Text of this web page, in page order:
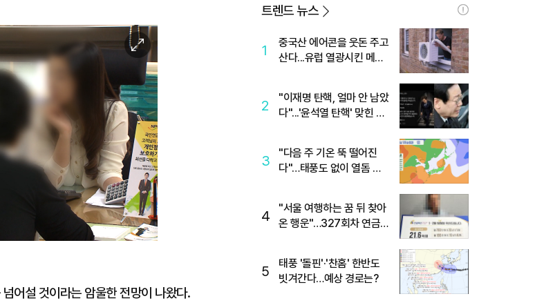
이
지
확
대
어설 것이라는 암울한 전망이 나왔다.
트렌드 뉴스
1
중국산 에어콘을 웃돈 주고
산다...유럽 열광시킨 메이
2
"이재명 탄핵, 얼마 안 남았
다"...'윤석열 탄핵' 맞힌 무
3
"다음 주 기온 뚝 떨어진
다"…태풍도 없이 열돔 박
4
"서울 여행하는 꿈 뒤 찾아
온 행운"…327회차 연금
5
태풍 '돌핀'·'찬홈' 한반도
빗겨간다…예상 경로는?